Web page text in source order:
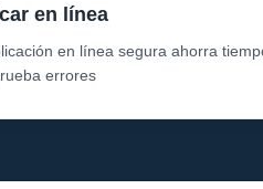
en línea
en línea segura ahorra
errores